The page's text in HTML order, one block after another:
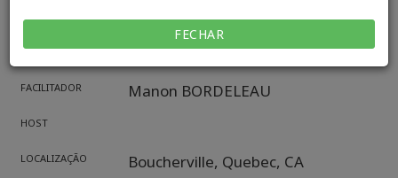
FECHAR
17 out 2026
EVENTO Classe de Barras de Access
FACILITADOR Manon BORDELEAU
HOST
LOCALIZAÇÃO Boucherville, Quebec, CA